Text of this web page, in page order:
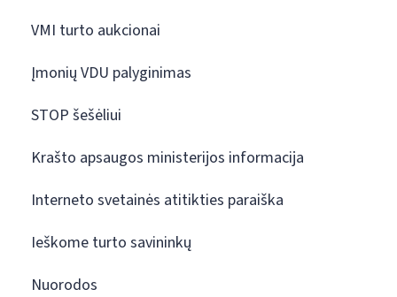
VMI turto aukcionai
Įmonių VDU palyginimas
STOP šešėliui
Krašto apsaugos ministerijos informacija
Interneto svetainės atitikties paraiška
Ieškome turto savininkų
Nuorodos